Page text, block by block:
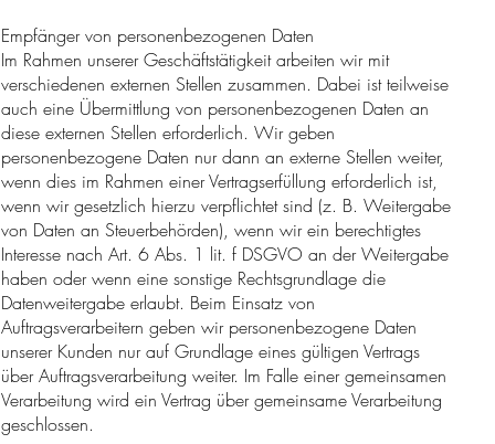
Empfänger von personenbezogenen Daten
Im Rahmen unserer Geschäftstätigkeit arbeiten wir mit
verschiedenen externen Stellen zusammen. Dabei ist teilweise
auch eine Übermittlung von personenbezogenen Daten an
diese externen Stellen erforderlich. Wir geben
personenbezogene Daten nur dann an externe Stellen weiter,
wenn dies im Rahmen einer Vertragserfüllung erforderlich ist,
wenn wir gesetzlich hierzu verpflichtet sind (z. B. Weitergabe
von Daten an Steuerbehörden), wenn wir ein berechtigtes
Interesse nach Art. 6 Abs. 1 lit. f DSGVO an der Weitergabe
haben oder wenn eine sonstige Rechtsgrundlage die
Datenweitergabe erlaubt. Beim Einsatz von
Auftragsverarbeitern geben wir personenbezogene Daten
unserer Kunden nur auf Grundlage eines gültigen Vertrags
über Auftragsverarbeitung weiter. Im Falle einer gemeinsamen
Verarbeitung wird ein Vertrag über gemeinsame Verarbeitung
geschlossen.